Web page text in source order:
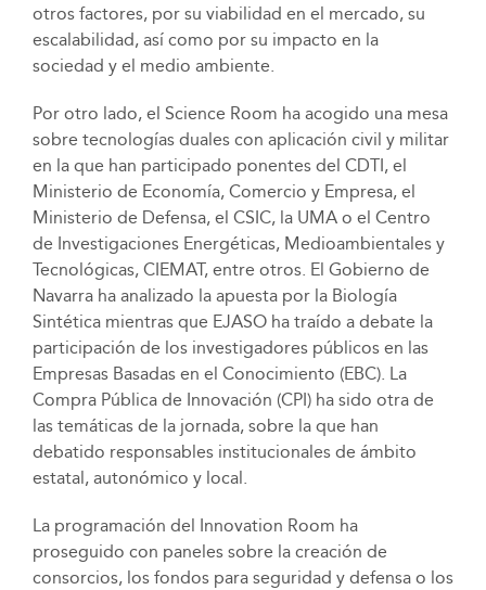
otros factores, por su viabilidad en el mercado, su
escalabilidad, así como por su impacto en la
sociedad y el medio ambiente.
Por otro lado, el Science Room ha acogido una mesa
sobre tecnologías duales con aplicación civil y militar
en la que han participado ponentes del CDTI, el
Ministerio de Economía, Comercio y Empresa, el
Ministerio de Defensa, el CSIC, la UMA o el Centro
de Investigaciones Energéticas, Medioambientales y
Tecnológicas, CIEMAT, entre otros. El Gobierno de
Navarra ha analizado la apuesta por la Biología
Sintética mientras que EJASO ha traído a debate la
participación de los investigadores públicos en las
Empresas Basadas en el Conocimiento (EBC). La
Compra Pública de Innovación (CPI) ha sido otra de
las temáticas de la jornada, sobre la que han
debatido responsables institucionales de ámbito
estatal, autonómico y local.
La programación del Innovation Room ha
proseguido con paneles sobre la creación de
consorcios, los fondos para seguridad y defensa o los